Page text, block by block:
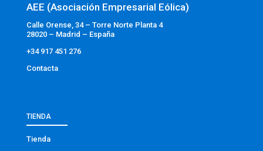
AEE (Asociación Empresarial Eólica)
Calle Orense, 34 – Torre Norte Planta 4
28020 – Madrid – España
+34 917 451 276
Contacta
TIENDA
Tienda